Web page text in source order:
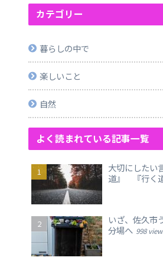
カテゴリー
暮らしの中で
楽しいこと
自然
よく読まれている記事一覧
大切にした
道』 『行く
いざ、佐久市
分場へ 998